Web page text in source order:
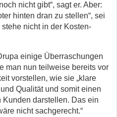
nicht gibt“, sagt er. Aber:
hinten dran zu stellen“, sei
nicht in der Kosten-
einige Überraschungen
man nun teilweise bereits vor
vorstellen, wie sie „klare
Qualität und somit einen
darstellen. Das ein
nicht sachgerecht.“